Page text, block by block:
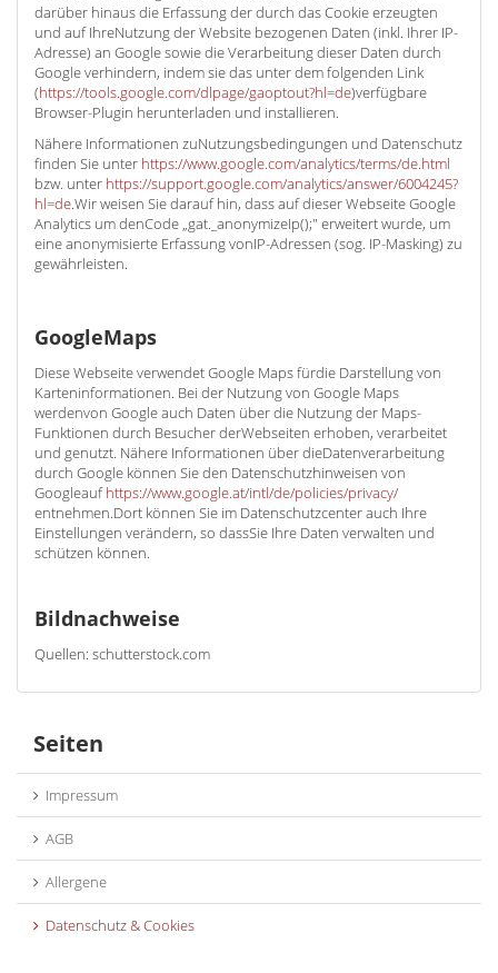
darüber hinaus die Erfassung der durch das Cookie erzeugten
und auf IhreNutzung der Website bezogenen Daten (inkl. Ihrer IP-
Adresse) an Google sowie die Verarbeitung dieser Daten durch
Google verhindern, indem sie das unter dem folgenden Link
(https://tools.google.com/dlpage/gaoptout?hl=de)verfügbare
Browser-Plugin herunterladen und installieren.
Nähere Informationen zuNutzungsbedingungen und Datenschutz
finden Sie unter https://www.google.com/analytics/terms/de.html
bzw. unter https://support.google.com/analytics/answer/6004245?
hl=de.Wir weisen Sie darauf hin, dass auf dieser Webseite Google
Analytics um denCode „gat._anonymizeIp();" erweitert wurde, um
eine anonymisierte Erfassung vonIP-Adressen (sog. IP-Masking) zu
gewährleisten.
GoogleMaps
Diese Webseite verwendet Google Maps fürdie Darstellung von
Karteninformationen. Bei der Nutzung von Google Maps
werdenvon Google auch Daten über die Nutzung der Maps-
Funktionen durch Besucher derWebseiten erhoben, verarbeitet
und genutzt. Nähere Informationen über dieDatenverarbeitung
durch Google können Sie den Datenschutzhinweisen von
Googleaufhttps://www.google.at/intl/de/policies/privacy/
entnehmen.Dort können Sie im Datenschutzcenter auch Ihre
Einstellungen verändern, so dassSie Ihre Daten verwalten und
schützen können.
Bildnachweise
Quellen: schutterstock.com
Seiten
Impressum
AGB
Allergene
Datenschutz & Cookies